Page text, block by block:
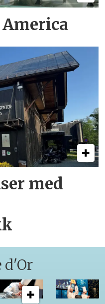
med
d'Or